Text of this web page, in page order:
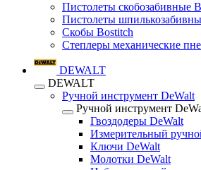
Пистолеты скобозабивные
Пистолеты
Скобы Bostitch
Степлеры механические
DEWALT
DEWALT
Ручной инструмент DeWalt
Ручной инструмент
Гвоздодеры DeWalt
Измерительный
Ключи DeWalt
Молотки DeWalt